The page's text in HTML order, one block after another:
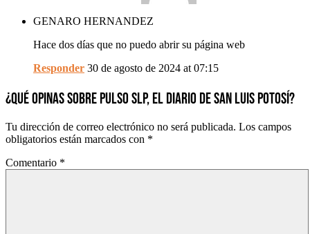
GENARO HERNANDEZ
Hace dos días que no puedo abrir su página web
Responder 30 de agosto de 2024 at 07:15
¿QUÉ OPINAS SOBRE PULSO SLP, EL DIARIO DE SAN LUIS POTOSÍ?
Tu dirección de correo electrónico no será publicada. Los campos
obligatorios están marcados con *
Comentario *